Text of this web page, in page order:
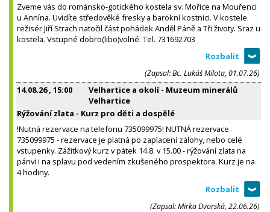
Zveme vás do románsko-gotického kostela sv. Mořice na Mouřenci
u Annína. Uvidíte středověké fresky a barokní kostnici. V kostele
režisér Jiří Strach natočil část pohádek Anděl Páně a Tři životy. Sraz u
kostela. Vstupné dobro(libo)volné. Tel. 731692703
(Zapsal: Bc. Lukáš Milota, 01.07.26)
14.08.26, 15:00
Velhartice a okolí - Muzeum minerálů
Velhartice
Rýžování zlata - Kurz pro děti a dospělé
!Nutná rezervace na telefonu 735099975! NUTNÁ rezervace
735099975 - rezervace je platná po zaplacení zálohy, nebo celé
vstupenky. Zážitkový kurz v pátek 14.8. v 15.00 - rýžování zlata na
pánvi i na splavu pod vedením zkušeného prospektora. Kurz je na
4 hodiny.
(Zapsal: Mirka Dvorská, 22.06.26)